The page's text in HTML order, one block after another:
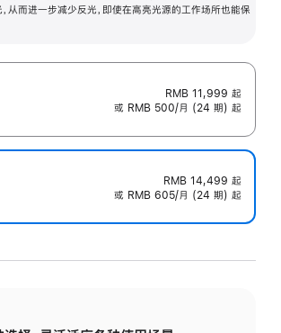
从而进一步减少反光，即使在高亮光源的工作场所也能保
RMB 11,999 起
或 RMB 500/月 (24 期) 起
RMB 14,499 起
或 RMB 605/月 (24 期) 起